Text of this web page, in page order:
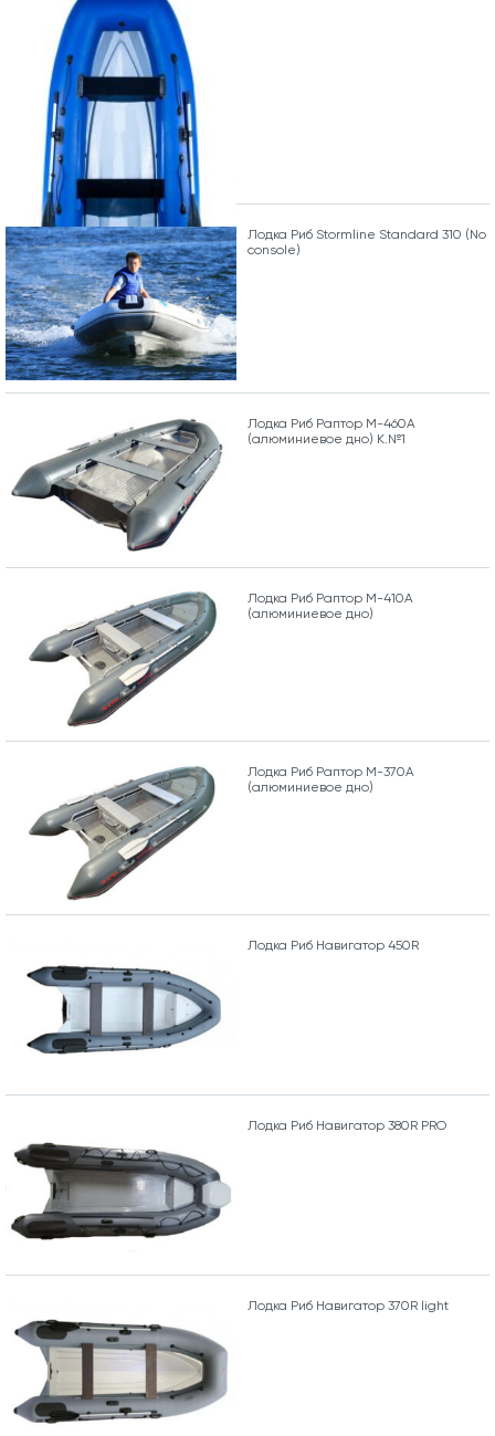
Лодка Риб Stormline Standard 310 (No
console)
Лодка Риб Раптор М-460А
(алюминиевое дно) К.№1
Лодка Риб Раптор М-410А
(алюминиевое дно)
Лодка Риб Раптор М-370А
(алюминиевое дно)
Лодка Риб Навигатор 450R
Лодка Риб Навигатор 380R PRO
Лодка Риб Навигатор 370R light